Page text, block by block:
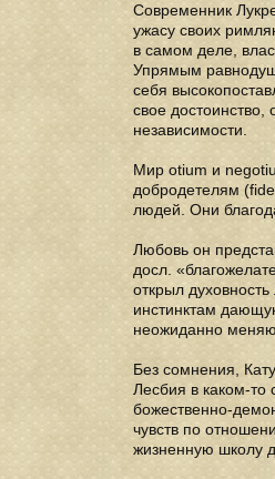
Современник
ужасу своих
в самом деле,
Упрямым
себя
свое достоинство,
независимости.
Мир otium и
добродетелям
людей. Они
Любовь он
доcл.
открыл
инстинктам
неожиданно
Без сомнения,
Лесбия в каком-то
божественно-
чувств по
жизненную школу